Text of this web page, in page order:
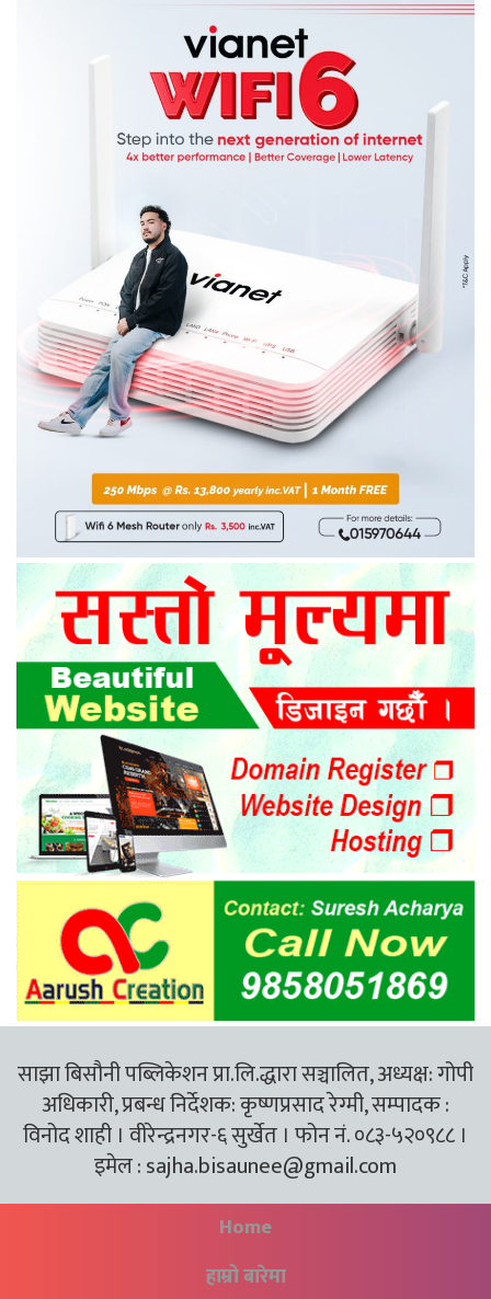
साझा बिसौनी पब्लिकेशन प्रा.लि.द्धारा सञ्चालित, अध्यक्ष: गोपी
अधिकारी, प्रबन्ध निर्देशक: कृष्णप्रसाद रेग्मी, सम्पादक :
विनोद शाही । वीरेन्द्रनगर-६ सुर्खेत । फोन नं. ०८३-५२०९८८ ।
इमेल :sajha.bisaunee@gmail.com
Home
हाम्रो बारेमा